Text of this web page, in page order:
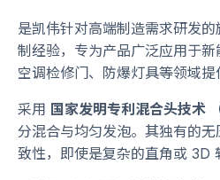
是凯伟针对高端制造需求研发
制经验，专为产品广泛应用于新
空调检修门、防爆灯具等领域提
采用 国家发明专利混合头技术
分混合与均匀发泡。其独有的
致性，即使是复杂的直角或 3D